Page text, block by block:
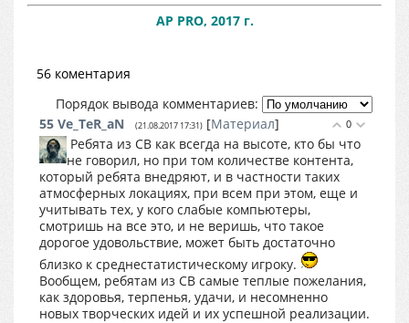
AP PRO, 2017 г.
56 коментария
Порядок вывода комментариев:
0
55 Ve_TeR_aN (21.08.2017 17:31) [Материал]
Ребята из СВ как всегда на высоте, кто бы что
не говорил, но при том количестве контента,
который ребята внедряют, и в частности таких
атмосферных локациях, при всем при этом, еще и
учитывать тех, у кого слабые компьютеры,
смотришь на все это, и не веришь, что такое
дорогое удовольствие, может быть достаточно
близко к среднестатистическому игроку.
Вообщем, ребятам из СВ самые теплые пожелания,
как здоровья, терпенья, удачи, и несомненно
новых творческих идей и их успешной реализации.